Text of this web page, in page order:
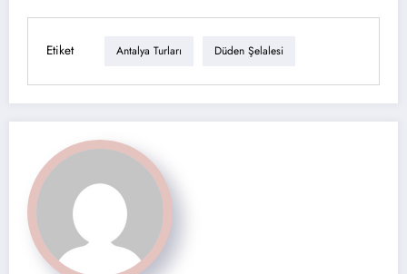
Etiket Antalya Turları Düden Şelalesi